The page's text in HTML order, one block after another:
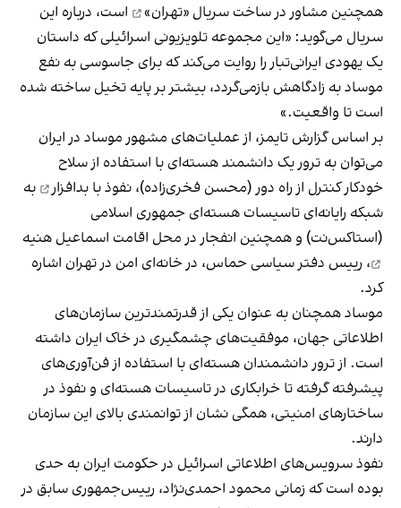
همچنین مشاور در ساخت سریال «تهران»
است، درباره این
سریال می‌گوید: «این مجموعه تلویزیونی اسرائیلی که داستان
یک یهودی ایرانی‌تبار را روایت می‌کند که برای جاسوسی به نفع
موساد به زادگاهش بازمی‌گردد، بیشتر بر پایه تخیل ساخته شده‌
است تا واقعیت.»
بر اساس گزارش تایمز، از عملیات‌های مشهور موساد در ایران
می‌توان به ترور یک دانشمند هسته‌ای با استفاده از سلاح
خودکار کنترل از راه دور (محسن فخری‌زاده)، نفوذ با بدافزار
به
شبکه رایانه‌ای تاسیسات هسته‌ای جمهوری اسلامی
(استاکس‌نت) و همچنین انفجار در محل اقامت اسماعیل هنیه
، رییس دفتر سیاسی حماس، در خانه‌ای امن در تهران اشاره
کرد.
موساد همچنان به عنوان یکی از قدرتمندترین سازمان‌های
اطلاعاتی جهان، موفقیت‌های چشمگیری در خاک ایران داشته
است. از ترور دانشمندان هسته‌ای با استفاده از فن‌آوری‌های
پیشرفته گرفته تا خرابکاری در تاسیسات هسته‌ای و نفوذ در
ساختارهای امنیتی، همگی نشان از توانمندی بالای این سازمان
دارند.
نفوذ سرویس‌های اطلاعاتی اسرائیل در حکومت ایران به حدی
بوده است که زمانی محمود احمدی‌نژاد، رییس‌جمهوری سابق در